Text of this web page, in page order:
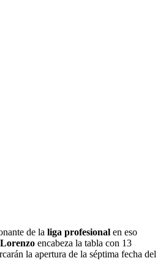
de la liga profesional en eso
encabeza la tabla con 13
la apertura de la séptima fecha del